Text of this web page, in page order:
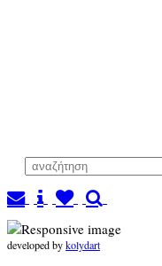
developed bykolydart